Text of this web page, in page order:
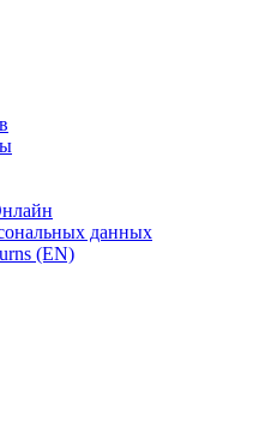
данных
(EN)